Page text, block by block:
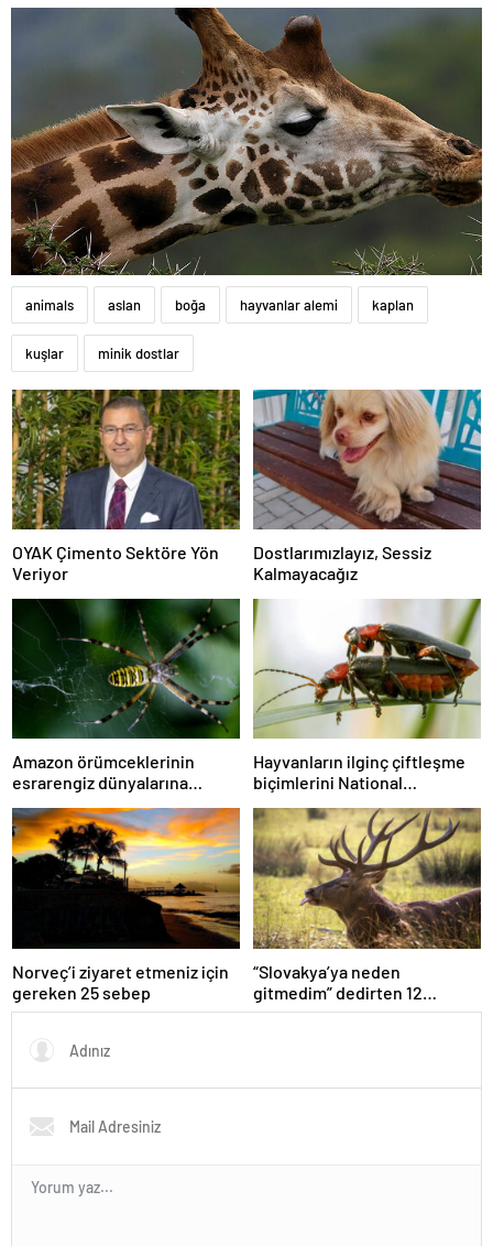
animals aslan boğa hayvanlar alemi kaplan
kuşlar minik dostlar
OYAK Çimento Sektöre Yön
Veriyor
Dostlarımızlayız, Sessiz
Kalmayacağız
Amazon örümceklerinin
esrarengiz dünyalarına
gitmeye hazır olun.
Hayvanların ilginç çiftleşme
biçimlerini National
Geographic görüntüledi.
Norveç’i ziyaret etmeniz için
gereken 25 sebep
“Slovakya’ya neden
gitmedim” dedirten 12
fotoğraf